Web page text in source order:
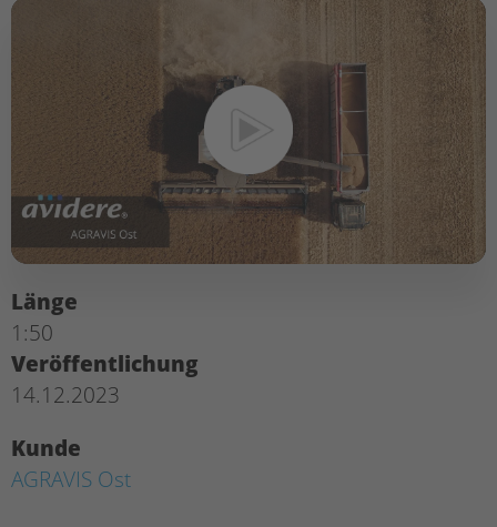
Länge
1:50
Veröffentlichung
14.12.2023
Kunde
AGRAVIS Ost